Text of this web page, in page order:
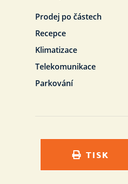
Prodej po částech
Recepce
Klimatizace
Telekomunikace
Parkování
TISK